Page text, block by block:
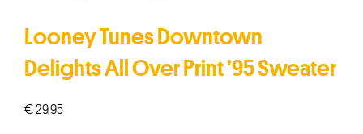
Looney Tunes Downtown
Delights All Over Print ’95 Sweater
€29,95